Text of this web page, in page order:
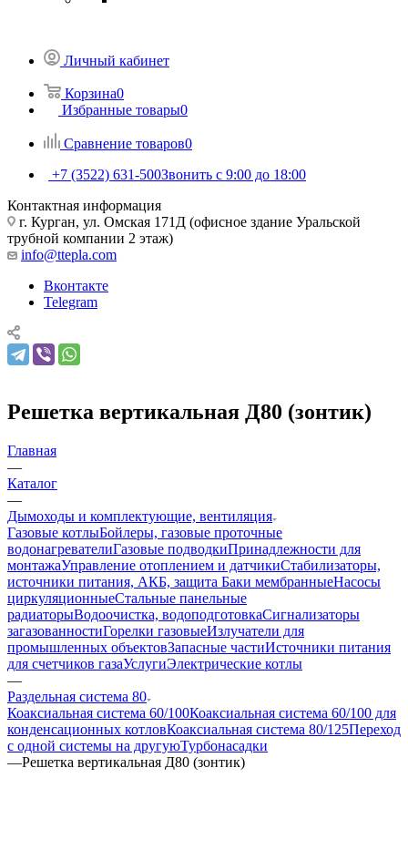
Личный кабинет
Корзина0
Избранные товары0
Сравнение товаров0
+7 (3522) 631-500Звонить с 9:00 до 18:00
Контактная информация
г. Курган, ул. Омская 171Д (офисное здание Уральской
трубной компании 2 этаж)
info@ttepla.com
Вконтакте
Telegram
Решетка вертикальная Д80 (зонтик)
Главная
—
Каталог
—
Дымоходы и комплектующие, вентиляция
Газовые котлыБойлеры, газовые проточные
водонагревателиГазовые подводкиПринадлежности для
монтажаУправление отоплением и датчикиСтабилизаторы,
источники питания, АКБ, защита Баки мембранныеНасосы
циркуляционныеСтальные панельные
радиаторыВодоочистка, водоподготовкаСигнализаторы
загазованностиГорелки газовыеИзлучатели для
промышленных объектовЗапасные частиИсточники питания
для счетчиков газаУслугиЭлектрические котлы
—
Раздельная система 80
Коаксиальная система 60/100Коаксиальная система 60/100 для
конденсационных котловКоаксиальная система 80/125Переход
с одной системы на другуюТурбонасадки
—Решетка вертикальная Д80 (зонтик)